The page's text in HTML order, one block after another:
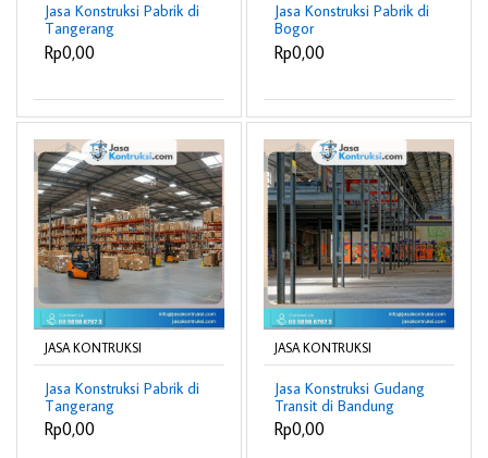
Jasa Konstruksi Pabrik di
Tangerang
Rp0,00
Jasa Konstruksi Pabrik di
Bogor
Rp0,00
JASA KONTRUKSI
Jasa Konstruksi Pabrik di
Tangerang
Rp0,00
JASA KONTRUKSI
Jasa Konstruksi Gudang
Transit di Bandung
berpengalaman
Rp0,00